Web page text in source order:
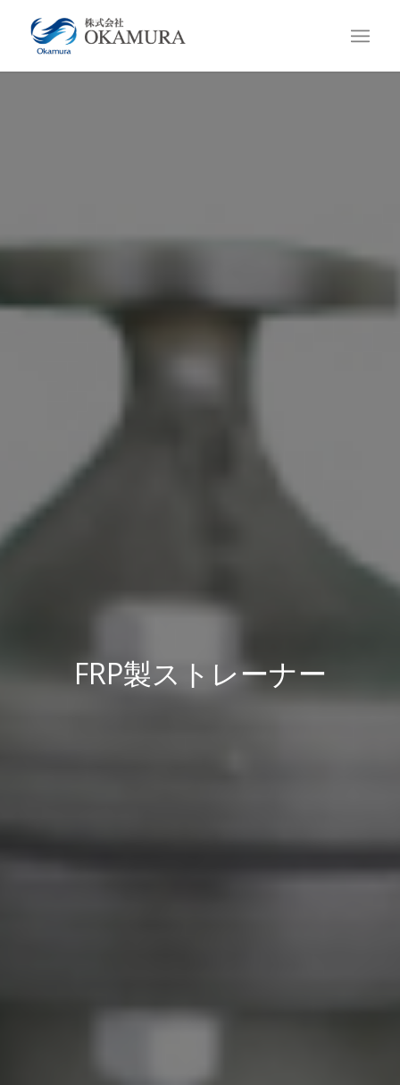
FRP製ストレーナー